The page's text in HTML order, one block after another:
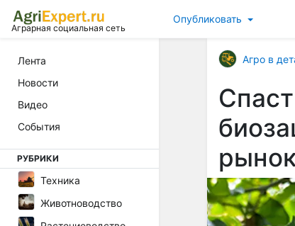
Аграрная социальная сеть
Опубликовать
Лента
Новости
Видео
События
РУБРИКИ
Техника
Животноводство
Агро в